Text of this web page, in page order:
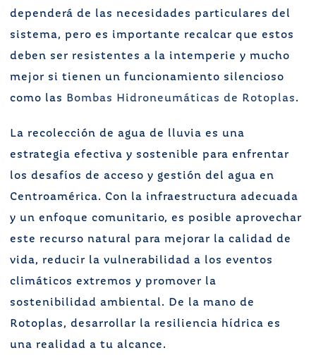
dependerá de las necesidades particulares del
sistema, pero es importante recalcar que estos
deben ser resistentes a la intemperie y mucho
mejor si tienen un funcionamiento silencioso
como las Bombas Hidroneumáticas de Rotoplas.
La recolección de agua de lluvia es una
estrategia efectiva y sostenible para enfrentar
los desafíos de acceso y gestión del agua en
Centroamérica. Con la infraestructura adecuada
y un enfoque comunitario, es posible aprovechar
este recurso natural para mejorar la calidad de
vida, reducir la vulnerabilidad a los eventos
climáticos extremos y promover la
sostenibilidad ambiental. De la mano de
Rotoplas, desarrollar la resiliencia hídrica es
una realidad a tu alcance.